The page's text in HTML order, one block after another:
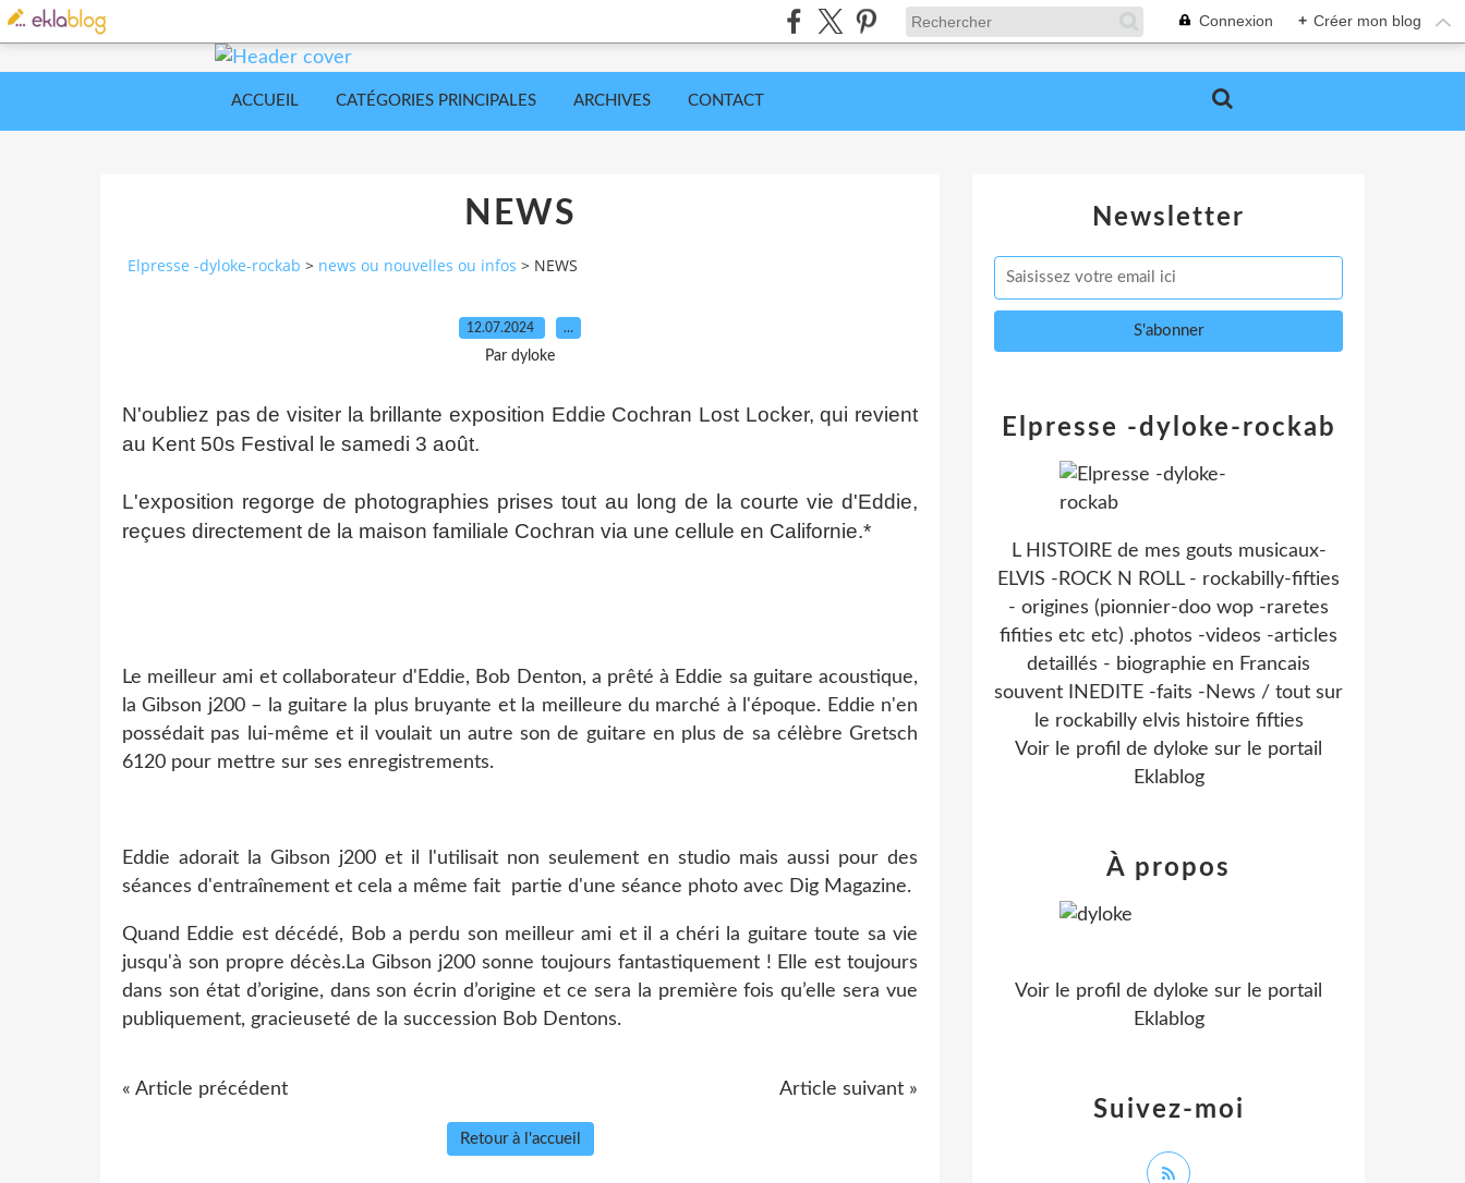
Connexion + Créer mon blog
ACCUEIL CATÉGORIES PRINCIPALES ARCHIVES CONTACT
NEWS
Elpresse -dyloke-rockab > news ou nouvelles ou infos > NEWS
12.07.2024 …
Par dyloke
N'oubliez pas de visiter la brillante exposition Eddie Cochran Lost Locker, qui revient
au Kent 50s Festival le samedi 3 août.
L'exposition regorge de photographies prises tout au long de la courte vie d'Eddie,
reçues directement de la maison familiale Cochran via une cellule en Californie.*
Le meilleur ami et collaborateur d'Eddie, Bob Denton, a prêté à Eddie sa guitare acoustique,
la Gibson j200 – la guitare la plus bruyante et la meilleure du marché à l'époque. Eddie n'en
possédait pas lui-même et il voulait un autre son de guitare en plus de sa célèbre Gretsch
6120 pour mettre sur ses enregistrements.
Eddie adorait la Gibson j200 et il l'utilisait non seulement en studio mais aussi pour des
séances d'entraînement et cela a même fait partie d'une séance photo avec Dig Magazine.
Quand Eddie est décédé, Bob a perdu son meilleur ami et il a chéri la guitare toute sa vie
jusqu'à son propre décès.La Gibson j200 sonne toujours fantastiquement ! Elle est toujours
dans son état d’origine, dans son écrin d’origine et ce sera la première fois qu’elle sera vue
publiquement, gracieuseté de la succession Bob Dentons.
« Article précédent Article suivant »
Retour à l'accueil
Newsletter
Elpresse -dyloke-rockab
L HISTOIRE de mes gouts musicaux-
ELVIS -ROCK N ROLL - rockabilly-fifties
- origines (pionnier-doo wop -raretes
fifities etc etc) .photos -videos -articles
detaillés - biographie en Francais
souvent INEDITE -faits -News / tout sur
le rockabilly elvis histoire fifties
Voir le profil de dyloke sur le portail
Eklablog
Suivez-moi
À propos
Voir le profil de dyloke sur le portail
Eklablog